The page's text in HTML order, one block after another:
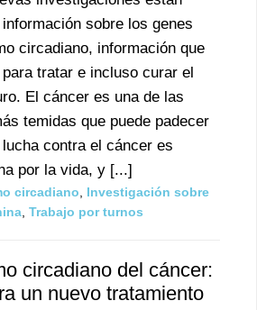
sobre los genes
circadiano, información que
tratar e incluso curar el
El cáncer es una de las
temidas que puede padecer
contra el cáncer es
por la vida, y [...]
circadiano
Investigación sobre
Trabajo por turnos
circadiano del cáncer:
un nuevo tratamiento